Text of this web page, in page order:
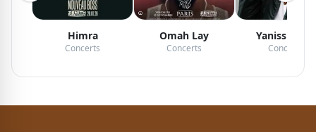
Himra
Concerts
Omah Lay
Concerts
Yaniss Odua
Concerts